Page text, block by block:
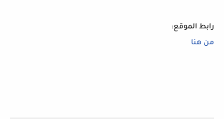
رابط الموقع:
من هنا